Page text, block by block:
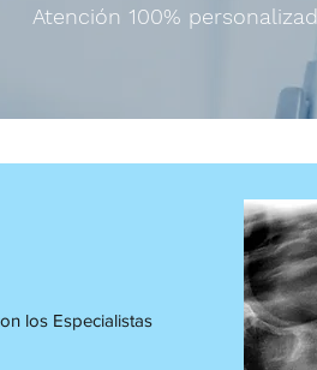
Atención 100%
los Especialistas